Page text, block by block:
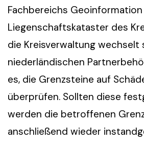
Fachbereichs
Liegenschaftskataster des
die Kreisverwaltung wechselt
niederländischen
es, die Grenzsteine auf
überprüfen. Sollten diese
werden die betroffenen
anschließend wieder